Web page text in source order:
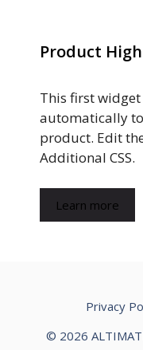
Product
This first
automatically
product. Edit
Additional CSS.
Learn more
Privacy
© 2026